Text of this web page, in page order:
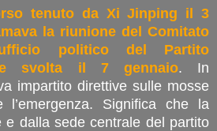
tenuto da Xi Jinping il 3
la riunione del Comitato
politico del Partito
svolta il 7 gennaio. In
impartito direttive sulle mosse
Significa che la
e dalla sede centrale del partito